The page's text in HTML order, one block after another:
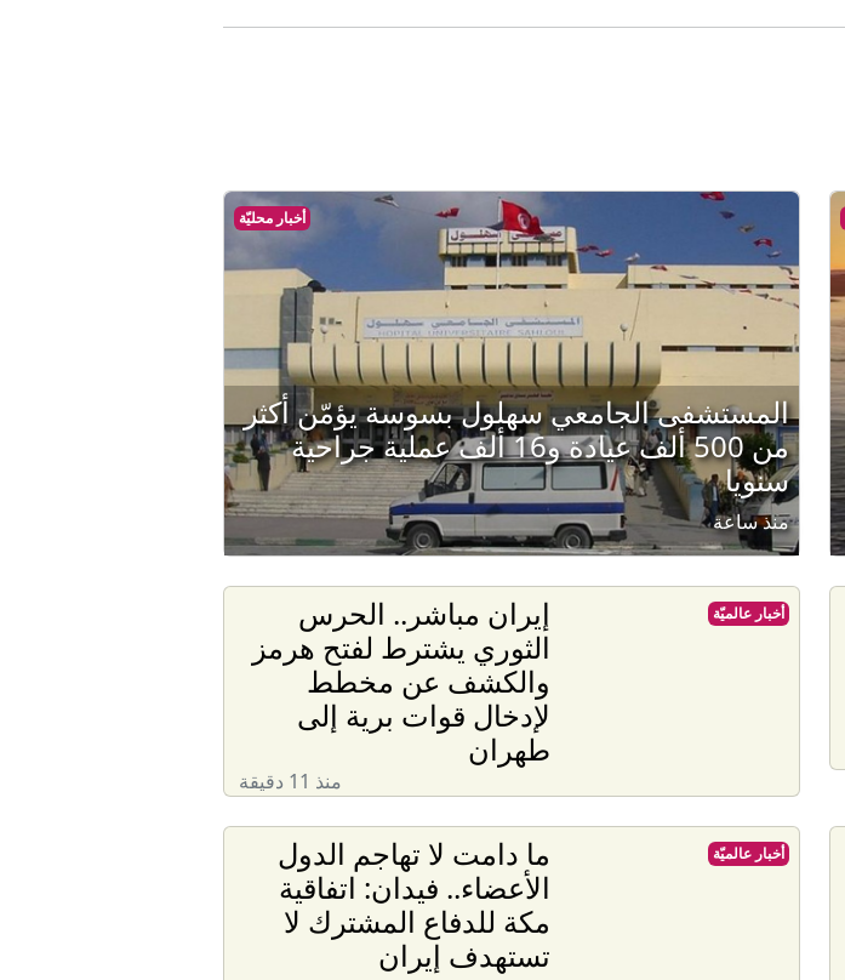
أخبار محليّة
المستشفى الجامعي سهلول بسوسة يؤمّن أكثر
من 500 ألف عيادة و16 ألف عملية جراحية
سنويا
منذ ساعة
إيران مباشر.. الحرس
الثوري يشترط لفتح هرمز
والكشف عن مخطط
لإدخال قوات برية إلى
طهران
منذ 11 دقيقة
أخبار عالميّة
ما دامت لا تهاجم الدول
الأعضاء.. فيدان: اتفاقية
مكة للدفاع المشترك لا
تستهدف إيران
أخبار عالميّة